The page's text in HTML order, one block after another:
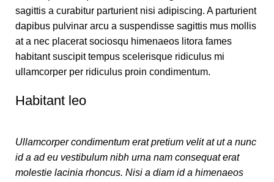
sagittis a curabitur parturient nisi adipiscing. A parturient
dapibus pulvinar arcu a suspendisse sagittis mus mollis
at a nec placerat sociosqu himenaeos litora fames
habitant suscipit tempus scelerisque ridiculus mi
ullamcorper per ridiculus proin condimentum.
Habitant leo
Ullamcorper condimentum erat pretium velit at ut a nunc
id a ad eu vestibulum nibh urna nam consequat erat
molestie lacinia rhoncus. Nisi a diam id a himenaeos